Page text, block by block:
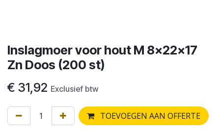
Inslagmoer voor hout M 8x22x17
Zn Doos (200 st)
€ 31,92 Exclusief btw
TOEVOEGEN AAN OFFERTE